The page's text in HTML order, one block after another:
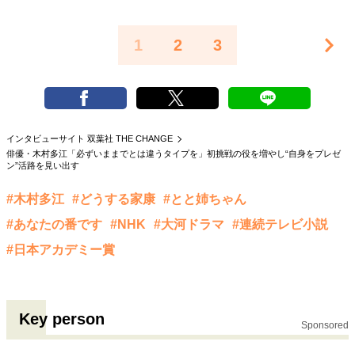
1 2 3
インタビューサイト 双葉社 THE CHANGE
俳優・木村多江「必ずいままでとは違うタイプを」初挑戦の役を増やし“自身をプレゼ
ン”活路を見い出す
#木村多江 #どうする家康 #とと姉ちゃん
#あなたの番です #NHK #大河ドラマ
#連続テレビ小説
#日本アカデミー賞
Key person Sponsored